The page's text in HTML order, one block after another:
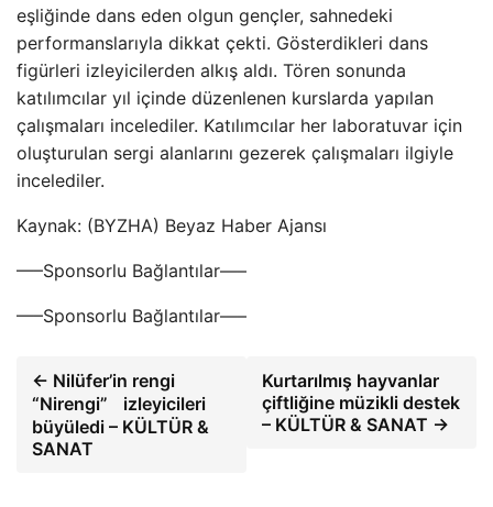
eşliğinde dans eden olgun gençler, sahnedeki
performanslarıyla dikkat çekti. Gösterdikleri dans
figürleri izleyicilerden alkış aldı. Tören sonunda
katılımcılar yıl içinde düzenlenen kurslarda yapılan
çalışmaları incelediler. Katılımcılar her laboratuvar için
oluşturulan sergi alanlarını gezerek çalışmaları ilgiyle
incelediler.
Kaynak: (BYZHA) Beyaz Haber Ajansı
—–Sponsorlu Bağlantılar—–
—–Sponsorlu Bağlantılar—–
← Nilüfer’in rengi
“Nirengi” izleyicileri
büyüledi – KÜLTÜR &
SANAT
Kurtarılmış hayvanlar
çiftliğine müzikli destek
– KÜLTÜR & SANAT →